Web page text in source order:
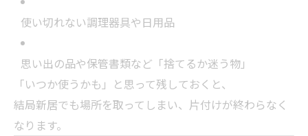
使い切れない調理器具や日用品
思い出の品や保管書類など「捨てるか迷う物」
「いつか使うかも」と思って残しておくと、
結局新居でも場所を取ってしまい、片付けが終わらなく
なります。